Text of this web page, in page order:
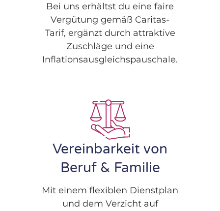
Bei uns erhältst du eine faire
Vergütung gemäß Caritas-
Tarif, ergänzt durch attraktive
Zuschläge und eine
Inflationsausgleichspauschale.
Vereinbarkeit von
Beruf & Familie
Mit einem flexiblen Dienstplan
und dem Verzicht auf